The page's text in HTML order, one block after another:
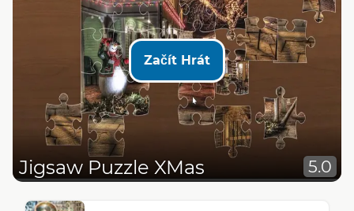
Začít Hrát
Jigsaw Puzzle XMas 5.0